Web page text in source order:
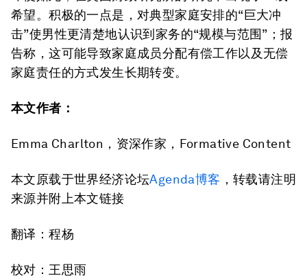
希望。积极的一点是，对典型家庭安排的“巨大冲
击”使男性更清楚地认识到家务的“规模与范围”；报
告称，这可能导致家庭成员分配有偿工作以及无偿
家庭责任的方式发生长期转变。
本文作者：
Emma Charlton，资深作家，Formative Content
本文原载于世界经济论坛Agenda博客 ，转载请注明
来源并附上本文链接
翻译：程杨
校对：王思雨